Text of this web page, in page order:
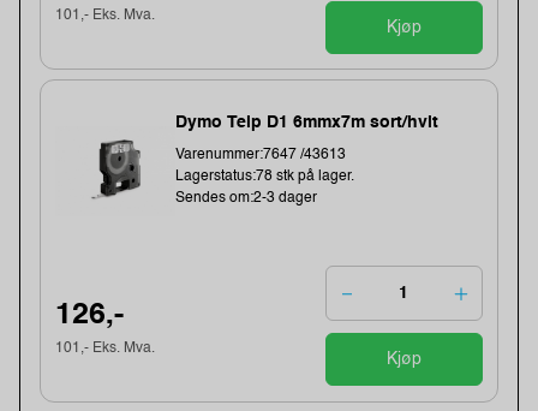
101,- Eks. Mva.
Kjøp
Dymo Teip D1 6mmx7m sort/hvit
Varenummer:7647 /43613
Lagerstatus:78 stk på lager.
Sendes om:2-3 dager
126,-
101,- Eks. Mva.
Kjøp